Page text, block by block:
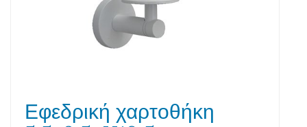
Εφεδρική χαρτοθήκη